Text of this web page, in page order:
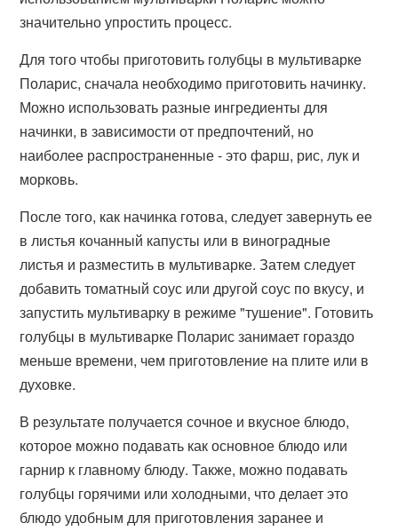
значительно упростить процесс.
Для того чтобы приготовить голубцы в мультиварке
Поларис, сначала необходимо приготовить начинку.
Можно использовать разные ингредиенты для
начинки, в зависимости от предпочтений, но
наиболее распространенные - это фарш, рис, лук и
морковь.
После того, как начинка готова, следует завернуть ее
в листья кочанный капусты или в виноградные
листья и разместить в мультиварке. Затем следует
добавить томатный соус или другой соус по вкусу, и
запустить мультиварку в режиме "тушение". Готовить
голубцы в мультиварке Поларис занимает гораздо
меньше времени, чем приготовление на плите или в
духовке.
В результате получается сочное и вкусное блюдо,
которое можно подавать как основное блюдо или
гарнир к главному блюду. Также, можно подавать
голубцы горячими или холодными, что делает это
блюдо удобным для приготовления заранее и